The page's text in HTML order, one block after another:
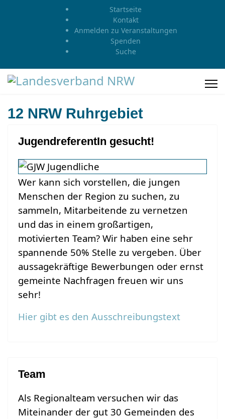
Startseite
Kontakt
Anmelden zu Veranstaltungen
Spenden
Suche
12 NRW Ruhrgebiet
JugendreferentIn gesucht!
Wer kann sich vorstellen, die jungen
Menschen der Region zu suchen, zu
sammeln, Mitarbeitende zu vernetzen
und das in einem großartigen,
motivierten Team? Wir haben eine sehr
spannende 50% Stelle zu vergeben. Über
aussagekräftige Bewerbungen oder ernst
gemeinte Nachfragen freuen wir uns
sehr!
Hier gibt es den Ausschreibungstext
Team
Als Regionalteam versuchen wir das
Miteinander der gut 30 Gemeinden des